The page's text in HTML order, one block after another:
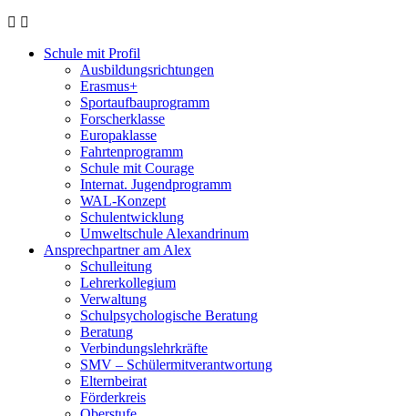
Schule mit Profil
Ausbildungsrichtungen
Erasmus+
Sportaufbauprogramm
Forscherklasse
Europaklasse
Fahrtenprogramm
Schule mit Courage
Internat. Jugendprogramm
WAL-Konzept
Schulentwicklung
Umweltschule Alexandrinum
Ansprechpartner am Alex
Schulleitung
Lehrerkollegium
Verwaltung
Schulpsychologische Beratung
Beratung
Verbindungslehrkräfte
SMV – Schülermitverantwortung
Elternbeirat
Förderkreis